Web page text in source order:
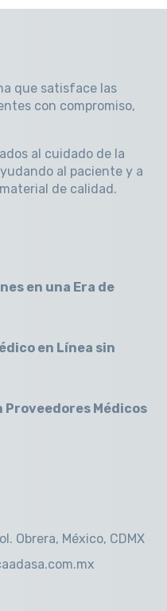
que satisface las
con compromiso,
al cuidado de la
al paciente y a
de calidad.
en una Era de
en Línea sin
Proveedores Médicos
Obrera, México, CDMX